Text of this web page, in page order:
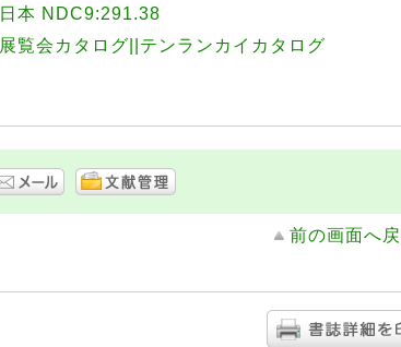
日本 NDC9:291.38
展覧会カタログ||テンランカイカタログ
前の画面へ